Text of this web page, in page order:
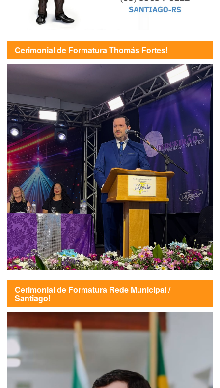
Cerimonial de Formatura Thomás Fortes!
Cerimonial de Formatura Rede Municipal /
Santiago!